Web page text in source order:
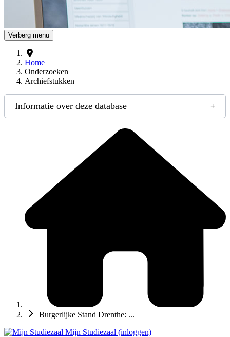
Verberg menu
Home
Onderzoeken
Archiefstukken
Informatie over deze database
Burgerlijke Stand Drenthe: ...
Mijn Studiezaal (inloggen)